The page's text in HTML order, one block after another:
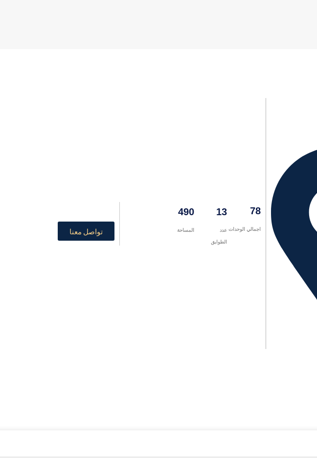
78
اجمالي الوحدات
13
عدد
الطوابق
490
المساحة تواصل معنا